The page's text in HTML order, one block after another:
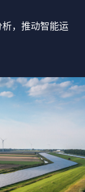
，推动智能运